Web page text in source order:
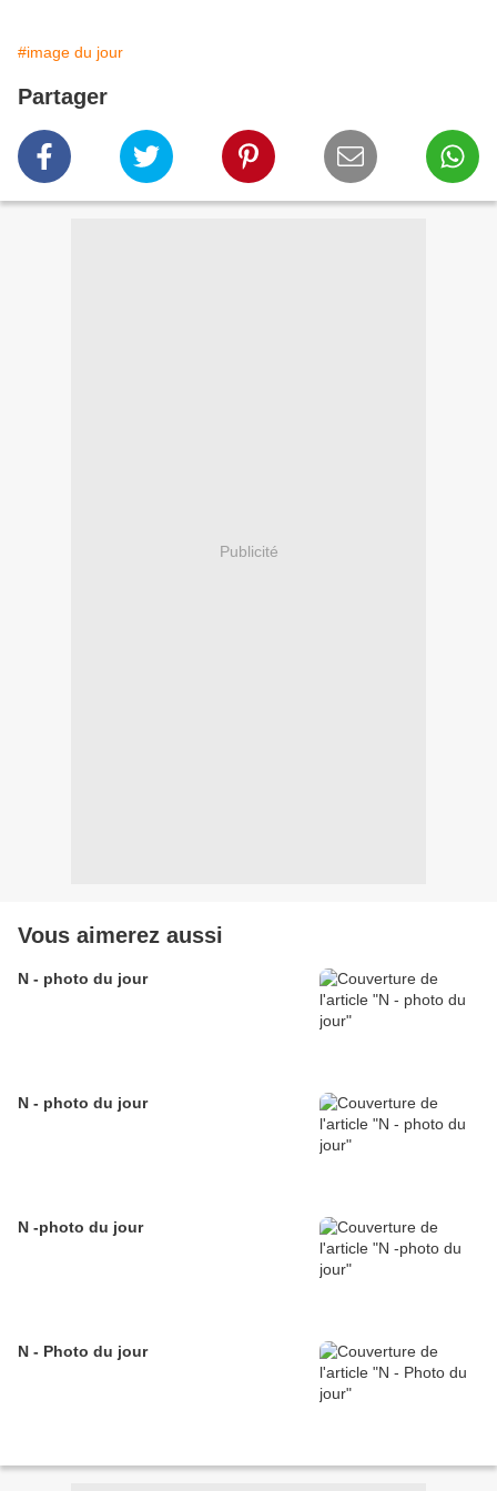
#image du jour
Partager
Publicité
Vous aimerez aussi
N - photo du jour
N - photo du jour
N -photo du jour
N - Photo du jour